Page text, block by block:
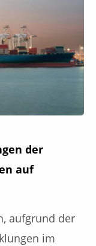
der
auf
aufgrund der
im